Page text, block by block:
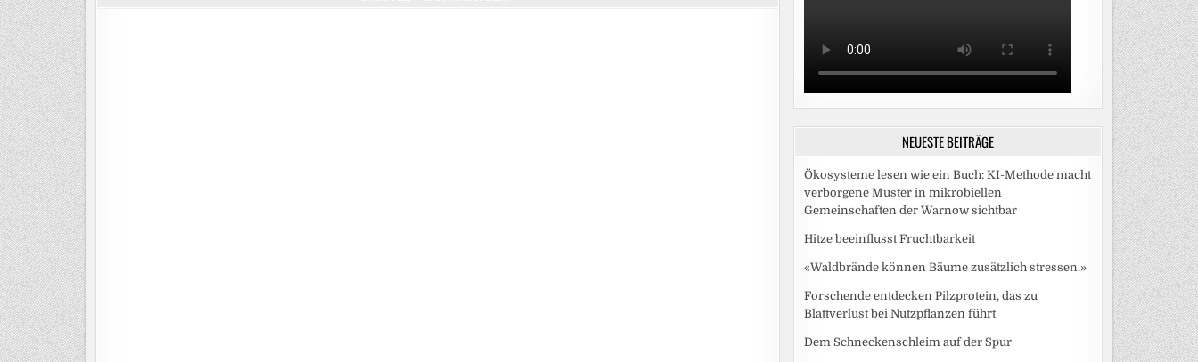
NEUESTE BEITRÄGE
Ökosysteme lesen wie ein Buch: KI-Methode macht
verborgene Muster in mikrobiellen
Gemeinschaften der Warnow sichtbar
Hitze beeinflusst Fruchtbarkeit
«Waldbrände können Bäume zusätzlich stressen.»
Forschende entdecken Pilzprotein, das zu
Blattverlust bei Nutzpflanzen führt
Dem Schneckenschleim auf der Spur